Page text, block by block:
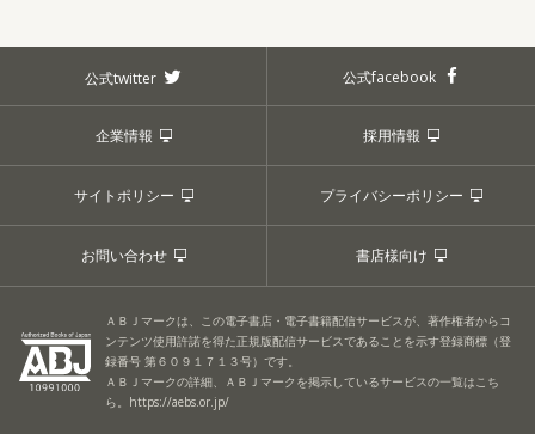
公式twitter 公式facebook
企業情報 採用情報
サイトポリシー プライバシーポリシー
お問い合わせ 書店様向け
ＡＢＪマークは、この電子書店・電子書籍配信サービスが、著作権者からコ
ンテンツ使用許諾を得た正規版配信サービスであることを示す登録商標（登
録番号 第６０９１７１３号）です。
ＡＢＪマークの詳細、ＡＢＪマークを掲示しているサービスの一覧はこち
ら。 https://aebs.or.jp/